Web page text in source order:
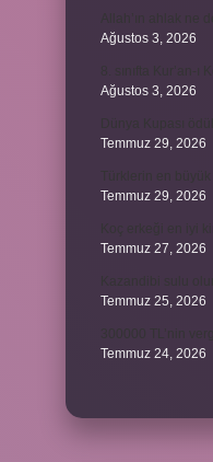
Ağustos 3, 2026
Ağustos 3, 2026
Temmuz 29, 2026
Temmuz 29, 2026
Temmuz 27, 2026
Temmuz 25, 2026
Temmuz 24, 2026